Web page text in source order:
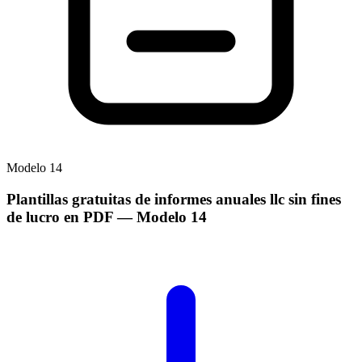
Modelo 14
Plantillas gratuitas de informes anuales llc sin fines
de lucro en PDF— Modelo 14